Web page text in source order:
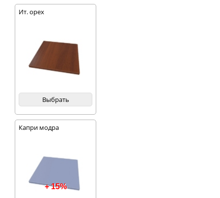
Ит. орех
Выбрать
Капри модра
+ 15%